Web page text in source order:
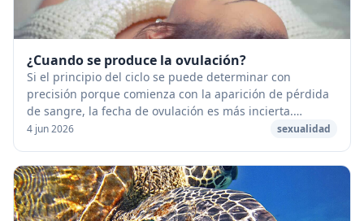
¿Cuando se produce la ovulación?
Si el principio del ciclo se puede determinar con
precisión porque comienza con la aparición de pérdida
de sangre, la fecha de ovulación es más incierta.
[caption id="attachment_53295" align="aligncen...
4 jun 2026 sexualidad